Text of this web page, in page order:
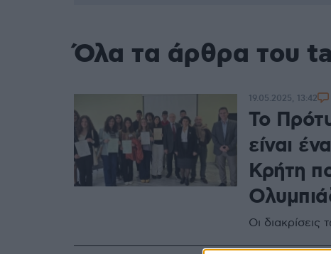
Όλα τα άρθρα του
Το
είναι
Κρήτη
Οι διακρίσεις
19.05.2025, 13:42